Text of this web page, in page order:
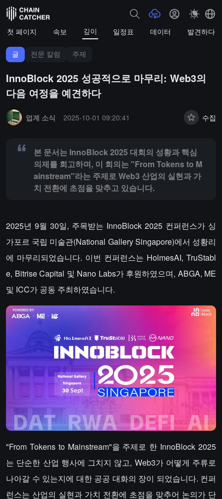
첫 페이지 속보 깊이 일정표 데이터 발견하다
글 전문 칼럼 주제
InnoBlock 2025 성공적으로 마무리: Web3의
다음 여정을 예견하다
업계 소식
2025-10-01 09:20:41 수집
본 문서는 InnoBlock 2025 대회의 성황과 핵심
의제를 회고하며, 이 회의는 "From Tokens to M
ainstream"라는 주제로 Web3 산업의 실현과 가
치 전환에 초점을 맞추고 있습니다.
2025년 9월 30일, 주목받는 InnoBlock 2025 컨퍼런스가 싱
가포르 국립 미술관(National Gallery Singapore)에서 성황리
에 마무리되었습니다. 이번 컨퍼런스는 HolmesAI, TruStabl
e, Bitrise Capital 및 Nano Labs가 후원하였으며, ABGA, ME
및 ICC가 공동 주최하였습니다.
"From Tokens to Mainstream"을 주제로 한 InnoBlock 2025
는 단순한 산업 행사에 그치지 않고, Web3가 어떻게 주류로
나아갈 수 있는지에 대한 공공 대화의 장이 되었습니다. 컨퍼
런스는 산업의 실현과 가치 전환에 초점을 맞추어 논의가 단